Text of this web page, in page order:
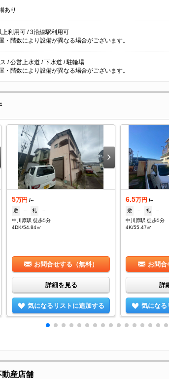
あり
上利用可 / 3沿線駅利用可
・階数により設備が異なる場合がございます。
ス / 公営上水道 / 下水道 / 駐輪場
・階数により設備が異なる場合がございます。
5万円 /--
敷
-- 礼
--
中川原駅 徒歩5分
4DK/54.84㎡
お問合せする（無料）
詳細を見る
気になるリストに追加する
6.5万円 /--
敷
-- 礼
--
中川原駅 徒歩5分
4K/55.47㎡
お問合
詳
気になる
動産店舗